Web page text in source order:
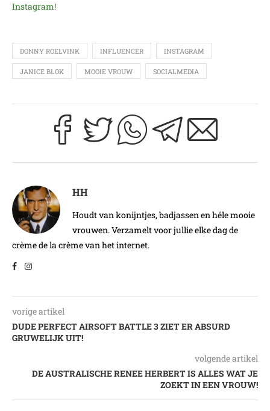
Instagram!
DONNY ROELVINK INFLUENCER INSTAGRAM
JANICE BLOK MOOIE VROUW SOCIALMEDIA
HH
Houdt van konijntjes, badjassen en héle mooie
vrouwen. Verzamelt voor jullie elke dag de
crème de la crème van het internet.
vorige artikel
DUDE PERFECT AIRSOFT BATTLE 3 ZIET ER ABSURD
GRUWELIJK UIT!
volgende artikel
DE AUSTRALISCHE RENEE HERBERT IS ALLES WAT JE
ZOEKT IN EEN VROUW!